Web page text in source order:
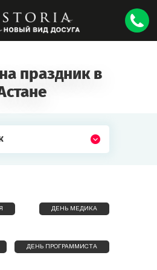
праздник в
ДЕНЬ МЕДИКА
ДЕНЬ ПРОГРАММИСТА